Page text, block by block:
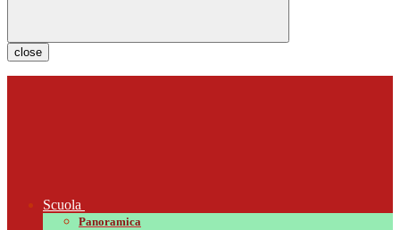
close
Scuola
Panoramica